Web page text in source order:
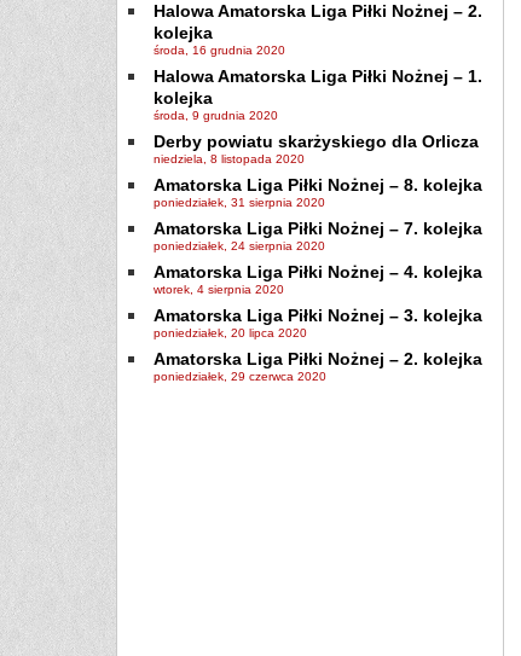
Halowa Amatorska Liga Piłki Nożnej – 2.
kolejka
środa, 16 grudnia 2020
Halowa Amatorska Liga Piłki Nożnej – 1.
kolejka
środa, 9 grudnia 2020
Derby powiatu skarżyskiego dla Orlicza
niedziela, 8 listopada 2020
Amatorska Liga Piłki Nożnej – 8. kolejka
poniedziałek, 31 sierpnia 2020
Amatorska Liga Piłki Nożnej – 7. kolejka
poniedziałek, 24 sierpnia 2020
Amatorska Liga Piłki Nożnej – 4. kolejka
wtorek, 4 sierpnia 2020
Amatorska Liga Piłki Nożnej – 3. kolejka
poniedziałek, 20 lipca 2020
Amatorska Liga Piłki Nożnej – 2. kolejka
poniedziałek, 29 czerwca 2020